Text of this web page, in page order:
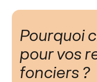
Pourquoi
pour vos
fonciers ?